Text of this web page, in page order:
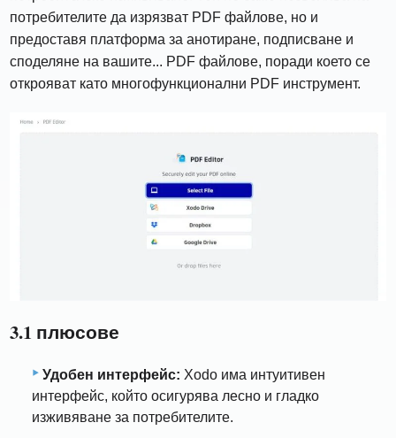
потребителите да изрязват PDF файлове, но и
предоставя платформа за анотиране, подписване и
споделяне на вашите... PDF файлове, поради което се
открояват като многофункционални PDF инструмент.
3.1 плюсове
Удобен интерфейс: Xodo има интуитивен
интерфейс, който осигурява лесно и гладко
изживяване за потребителите.